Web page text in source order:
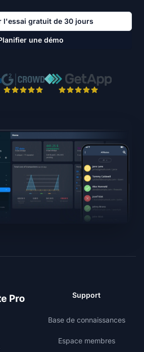
l'essai gratuit de 30 jours
une démo
Support
Base de connaissances
Espace membres